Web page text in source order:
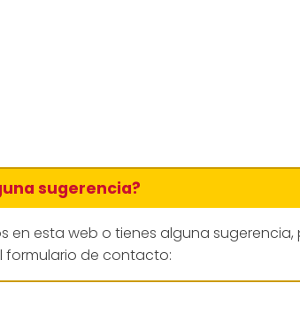
sugerencia?
en esta web o tienes alguna
de contacto: